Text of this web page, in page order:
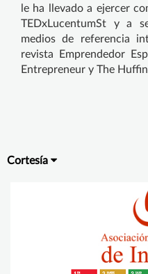
le ha llevado a ejercer
TEDxLucentumSt y a
medios de referencia
revista Emprendedor
Entrepreneur y The
Cortesía